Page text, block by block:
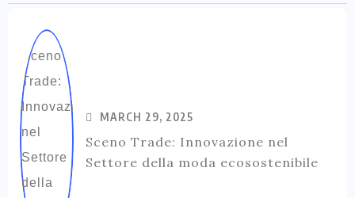
MARCH 29, 2025
Sceno Trade: Innovazione nel
Settore della moda ecosostenibile